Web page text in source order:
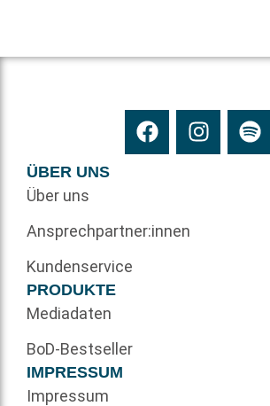
ÜBER UNS
Über uns
Ansprechpartner:innen
Kundenservice
PRODUKTE
Mediadaten
BoD-Bestseller
IMPRESSUM
Impressum